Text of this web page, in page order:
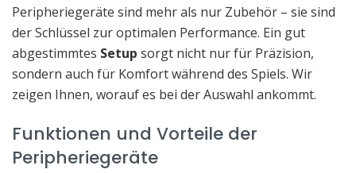
Peripheriegeräte sind mehr als nur Zubehör – sie sind
der Schlüssel zur optimalen Performance. Ein gut
abgestimmtes Setup sorgt nicht nur für Präzision,
sondern auch für Komfort während des Spiels. Wir
zeigen Ihnen, worauf es bei der Auswahl ankommt.
Funktionen und Vorteile der
Peripheriegeräte